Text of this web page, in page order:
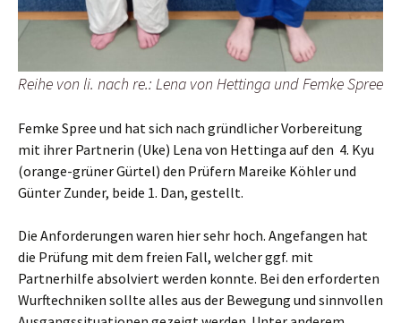
Reihe von li. nach re.: Lena von Hettinga und Femke Spree
Femke Spree und hat sich nach gründlicher Vorbereitung
mit ihrer Partnerin (Uke) Lena von Hettinga auf den 4. Kyu
(orange-grüner Gürtel) den Prüfern Mareike Köhler und
Günter Zunder, beide 1. Dan, gestellt.
Die Anforderungen waren hier sehr hoch. Angefangen hat
die Prüfung mit dem freien Fall, welcher ggf. mit
Partnerhilfe absolviert werden konnte. Bei den erforderten
Wurftechniken sollte alles aus der Bewegung und sinnvollen